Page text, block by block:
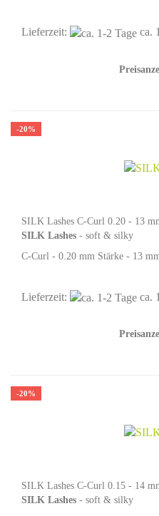
Lieferzeit: ca.
-20%
SILK Lashes C-Curl 0.20 - 13
SILK Lashes - soft & silky
C-Curl - 0.20 mm Stärke - 13
Lieferzeit: ca.
-20%
SILK Lashes C-Curl 0.15 - 14
SILK Lashes - soft & silky